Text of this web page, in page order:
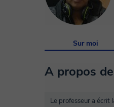
Sur moi
A propos
Le professeur a